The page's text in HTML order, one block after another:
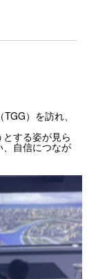
）を訪れ、
する姿が見ら
自信につなが